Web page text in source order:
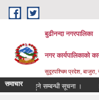
Skip to main content
बुढीनन्दा नगरपालिका
नगर कार्यपालिकाकाे
सुदूरपश्चिम प्रदेश, बाजुरा,
समाचार
सूचिकृत हुने सम्बन्धी सूचना ।